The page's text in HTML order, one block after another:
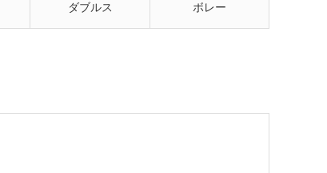
ダブルス ボレー